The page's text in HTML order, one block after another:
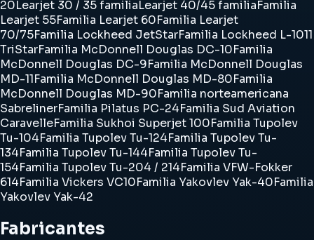
20Learjet 30 / 35 familiaLearjet 40/45 familiaFamilia
Learjet 55Familia Learjet 60Familia Learjet
70/75Familia Lockheed JetStarFamilia Lockheed L-1011
TriStarFamilia McDonnell Douglas DC-10Familia
McDonnell Douglas DC-9Familia McDonnell Douglas
MD-11Familia McDonnell Douglas MD-80Familia
McDonnell Douglas MD-90Familia norteamericana
SabrelinerFamilia Pilatus PC-24Familia Sud Aviation
CaravelleFamilia Sukhoi Superjet 100Familia Tupolev
Tu-104Familia Tupolev Tu-124Familia Tupolev Tu-
134Familia Tupolev Tu-144Familia Tupolev Tu-
154Familia Tupolev Tu-204 / 214Familia VFW-Fokker
614Familia Vickers VC10Familia Yakovlev Yak-40Familia
Yakovlev Yak-42
Fabricantes